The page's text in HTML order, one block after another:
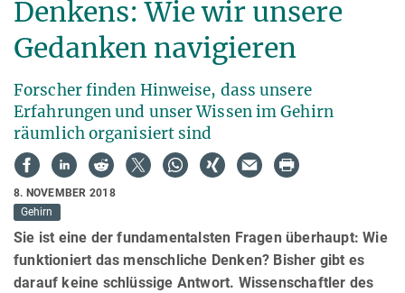
Denkens: Wie wir unsere
Gedanken navigieren
Forscher finden Hinweise, dass unsere
Erfahrungen und unser Wissen im Gehirn
räumlich organisiert sind
8. NOVEMBER 2018
Gehirn
Sie ist eine der fundamentalsten Fragen überhaupt: Wie
funktioniert das menschliche Denken? Bisher gibt es
darauf keine schlüssige Antwort. Wissenschaftler des